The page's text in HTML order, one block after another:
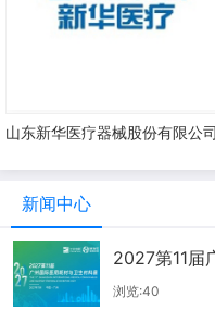
山东新华医疗器械股份有限公司
新闻中心
2027第11届
会（
浏览:40